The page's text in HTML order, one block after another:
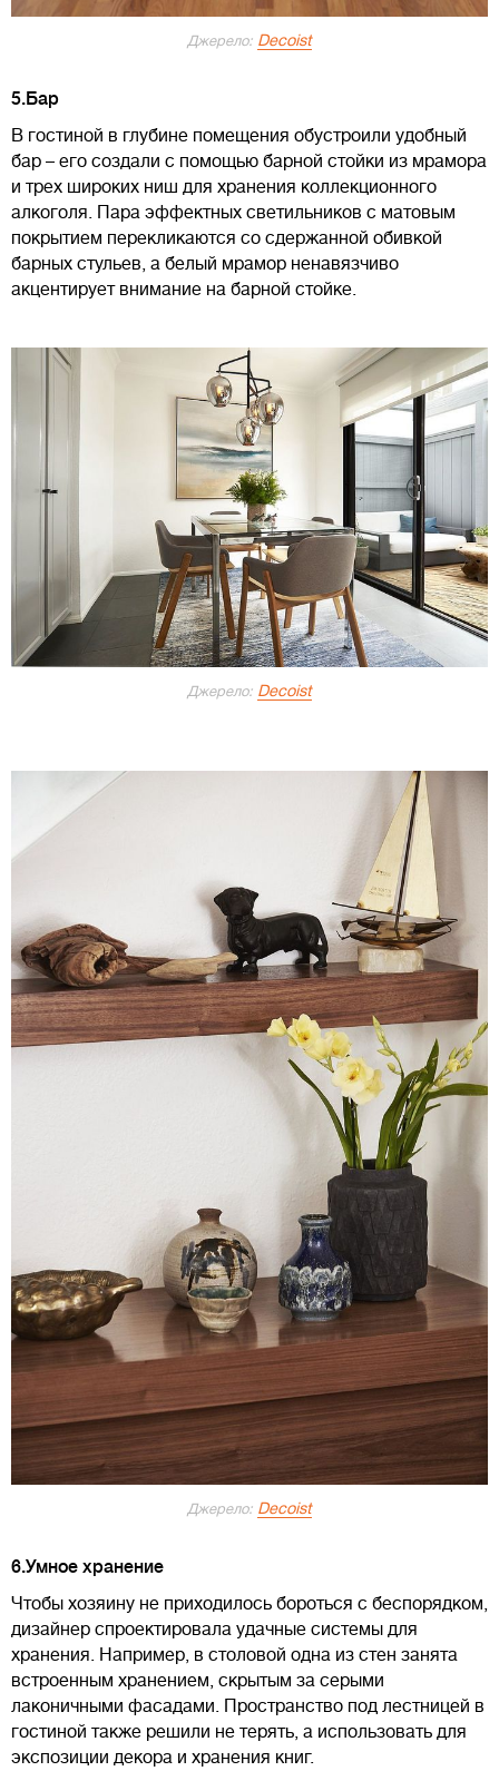
Джерело: Decoist
5.Бар
В гостиной в глубине помещения обустроили удобный
бар – его создали с помощью барной стойки из мрамора
и трех широких ниш для хранения коллекционного
алкоголя. Пара эффектных светильников с матовым
покрытием перекликаются со сдержанной обивкой
барных стульев, а белый мрамор ненавязчиво
акцентирует внимание на барной стойке.
Джерело: Decoist
Джерело: Decoist
6.Умное хранение
Чтобы хозяину не приходилось бороться с беспорядком,
дизайнер спроектировала удачные системы для
хранения. Например, в столовой одна из стен занята
встроенным хранением, скрытым за серыми
лаконичными фасадами. Пространство под лестницей в
гостиной также решили не терять, а использовать для
экспозиции декора и хранения книг.